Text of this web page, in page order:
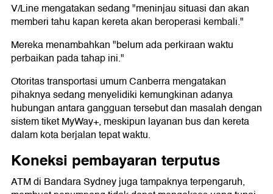
V/Line mengatakan sedang "meninjau situasi dan akan
memberi tahu kapan kereta akan beroperasi kembali."
Mereka menambahkan "belum ada perkiraan waktu
perbaikan pada tahap ini."
Otoritas transportasi umum Canberra mengatakan
pihaknya sedang menyelidiki kemungkinan adanya
hubungan antara gangguan tersebut dan masalah dengan
sistem tiket MyWay+, meskipun layanan bus dan kereta
dalam kota berjalan tepat waktu.
Koneksi pembayaran terputus
ATM di Bandara Sydney juga tampaknya terpengaruh,